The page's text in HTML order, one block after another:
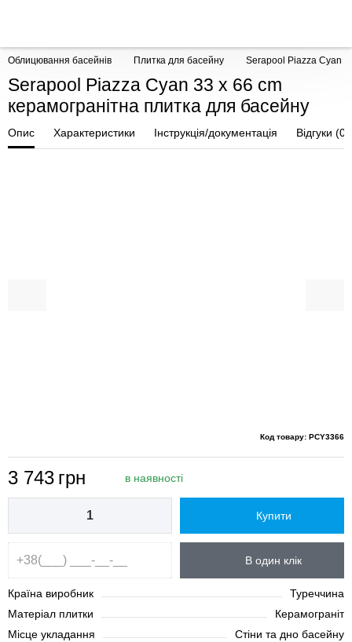
Облицювання басейнів Плитка для басейну Serapool Piazza Cyan
Serapool Piazza Cyan 33 x 66 cm
керамогранітна плитка для басейну
Опис Характеристики Інструкція/документація Відгуки (0)
Код товару: PCY3366
3 743 грн в наявності
Купити
В один клік
Країна виробник
Туреччина
Матеріал плитки
Керамограніт
Місце укладання
Стіни та дно басейну